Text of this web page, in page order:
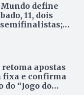
Mundo define
11, dois
apostas
fixa e confirma
do “Jogo do